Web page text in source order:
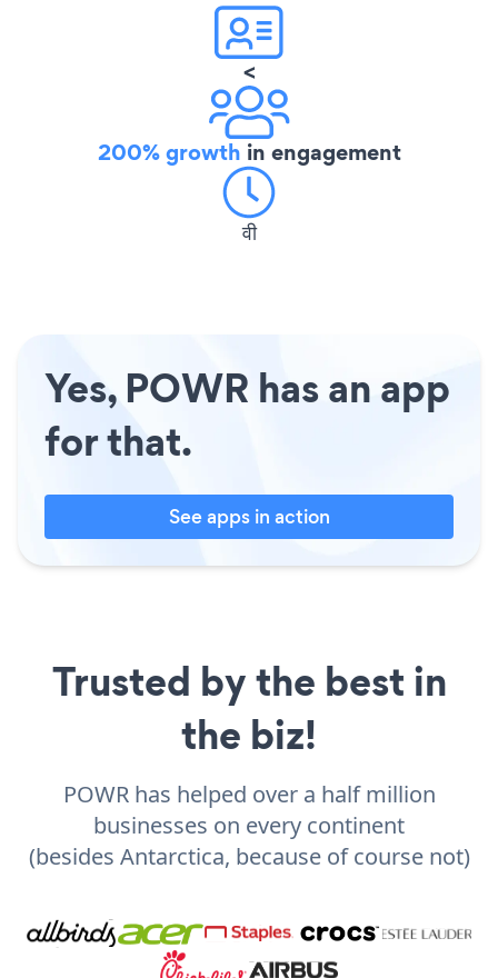
<
200% growth in engagement
वी
Yes, POWR has an app
for that.
See apps in action
Trusted by the best in
the biz!
POWR has helped over a half million
businesses on every continent
(besides Antarctica, because of course not)